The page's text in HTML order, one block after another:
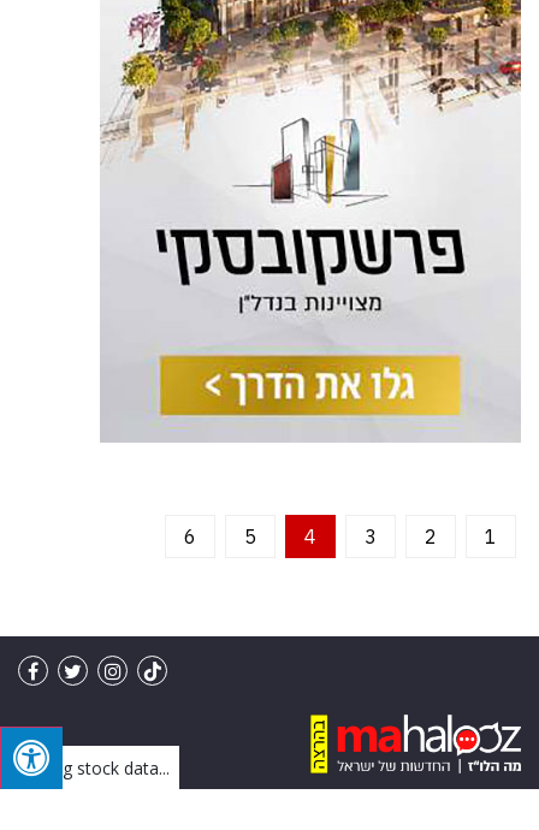
1
2
3
4
5
6
Loading stock data...